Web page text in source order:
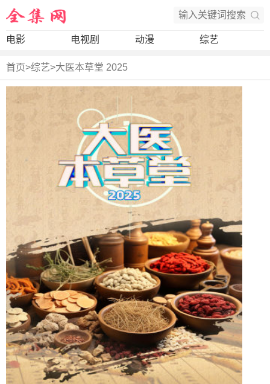
电影 电视剧 动漫 综艺
首页>综艺>大医本草堂 2025